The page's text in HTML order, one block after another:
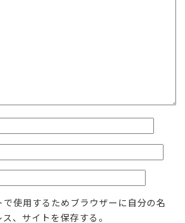
で使用するためブラウザーに自分の名
、サイトを保存する。